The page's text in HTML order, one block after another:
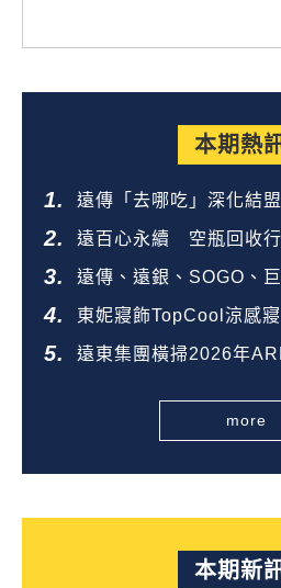
本期熱
遠傳「去哪吃」深化結
態圈
遠百心永續 空瓶回收
遠傳、遠銀、SOGO、
金獎
東妮寢飾TopCool涼感
遠東集團橫掃2026年
more
本期新